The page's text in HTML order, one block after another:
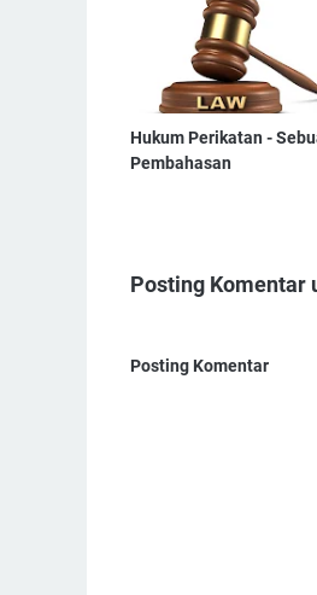
Hukum Perikatan -
Pembahasan
Posting Komentar
Posting Komentar